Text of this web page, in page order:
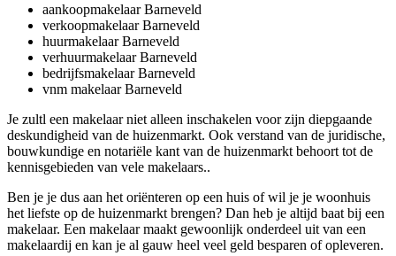
aankoopmakelaar Barneveld
verkoopmakelaar Barneveld
huurmakelaar Barneveld
verhuurmakelaar Barneveld
bedrijfsmakelaar Barneveld
vnm makelaar Barneveld
Je zultl een makelaar niet alleen inschakelen voor zijn diepgaande
deskundigheid van de huizenmarkt. Ook verstand van de juridische,
bouwkundige en notariële kant van de huizenmarkt behoort tot de
kennisgebieden van vele makelaars..
Ben je je dus aan het oriënteren op een huis of wil je je woonhuis
het liefste op de huizenmarkt brengen? Dan heb je altijd baat bij een
makelaar. Een makelaar maakt gewoonlijk onderdeel uit van een
makelaardij en kan je al gauw heel veel geld besparen of opleveren.